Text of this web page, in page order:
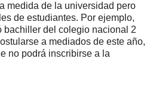
medida de la universidad pero
de estudiantes. Por ejemplo,
bachiller del colegio nacional 2
a mediados de este año,
no podrá inscribirse a la